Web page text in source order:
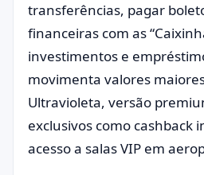
transferências, pagar
financeiras com as
investimentos e
movimenta valores
Ultravioleta, versão
exclusivos como cashback
acesso a salas VIP em